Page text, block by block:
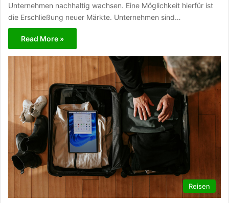
Unternehmen nachhaltig wachsen. Eine Möglichkeit hierfür ist
die Erschließung neuer Märkte. Unternehmen sind…
Read More »
Reisen